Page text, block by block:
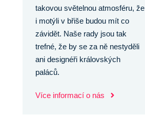
takovou světelnou atmosféru, že
i motýli v břiše budou mít co
závidět. Naše rady jsou tak
trefné, že by se za ně nestyděli
ani designéři královských
paláců.
Více informací o nás